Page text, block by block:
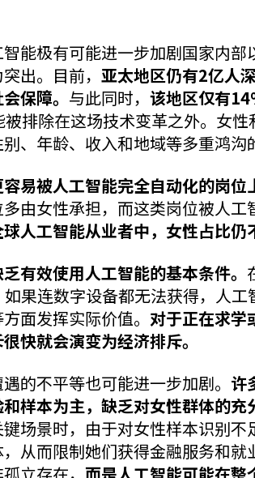
能极有可能进一步加剧国家内部
出。目前， 亚太地区仍有2亿人
保障。 与此同时， 该地区仅有
排除在这场技术变革之外。女
、年龄、收入和地域等多重鸿沟
易被人工智能完全自动化的岗位
由女性承担，而这类岗位被人工
人工智能从业者中，女性占比仍
有效使用人工智能的基本条件。
果连数字设备都无法获得，人工
面发挥实际价值。 对于正在求学
快就会演变为经济排斥。
的不平等也可能进一步加剧。 许
样本为主，缺乏对女性群体的充
场景时，由于对女性样本识别不
从而限制她们获得金融服务和就